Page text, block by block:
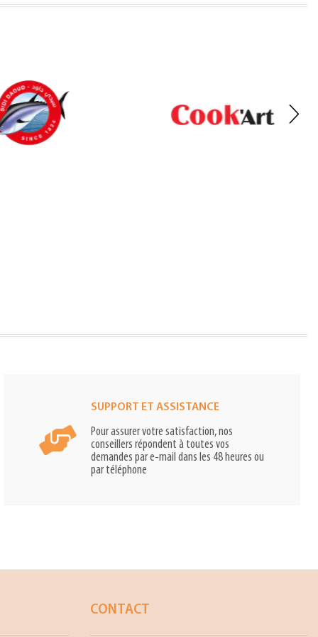
SUPPORT ET ASSISTANCE
Pour assurer votre satisfaction, nos
conseillers répondent à toutes vos
demandes par e-mail dans les 48 heures ou
par téléphone
CONTACT